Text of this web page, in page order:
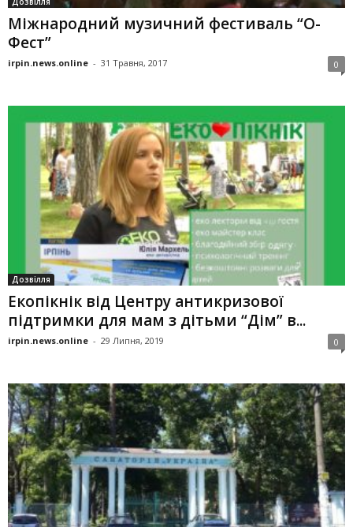
Міжнародний музичний фестиваль “О-
Фест”
irpin.news.online - 31 Травня, 2017 0
Дозвілля
Екопікнік від Центру антикризової
підтримки для мам з дітьми “Дім” в...
irpin.news.online - 29 Липня, 2019 0